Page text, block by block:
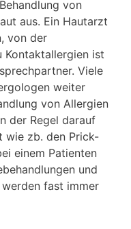
von
aus. Ein Hautarzt
von der
Kontaktallergien ist
Viele
weiter
von Allergien
der Regel darauf
wie zb. den Prick-
einem Patienten
und
fast immer